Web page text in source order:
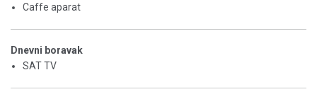
Caffe aparat
Dnevni boravak
SAT TV